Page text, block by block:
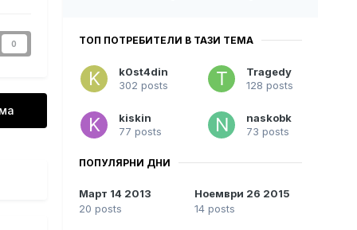
0 ТОП ПОТРЕБИТЕЛИ В ТАЗИ ТЕМА
k0st4din
302 posts
Tragedy
128 posts
kiskin
77 posts
naskobk
73 posts
ПОПУЛЯРНИ ДНИ
Март 14 2013
20 posts
Ноември 26 2015
14 posts